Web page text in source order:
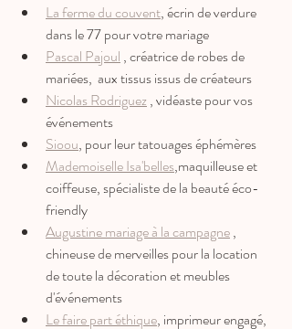
La ferme du couvent, écrin de verdure
dans le 77 pour votre mariage
Pascal Pajoul , créatrice de robes de
mariées,  aux tissus issus de créateurs
Nicolas Rodriguez , vidéaste pour vos
événements
Sioou, pour leur tatouages éphémères
Mademoiselle Isa'belles,maquilleuse et
coiffeuse, spécialiste de la beauté éco-
friendly
Augustine mariage à la campagne ,
chineuse de merveilles pour la location
de toute la décoration et meubles
d'événements
Le faire part éthique, imprimeur engagé,